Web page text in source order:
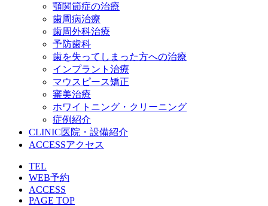
顎関節症の治療
歯周病治療
歯周外科治療
予防歯科
歯を失ってしまった方への治療
インプラント治療
マウスピース矯正
審美治療
ホワイトニング・クリーニング
症例紹介
CLINIC医院・設備紹介
ACCESSアクセス
TEL
WEB予約
ACCESS
PAGE TOP